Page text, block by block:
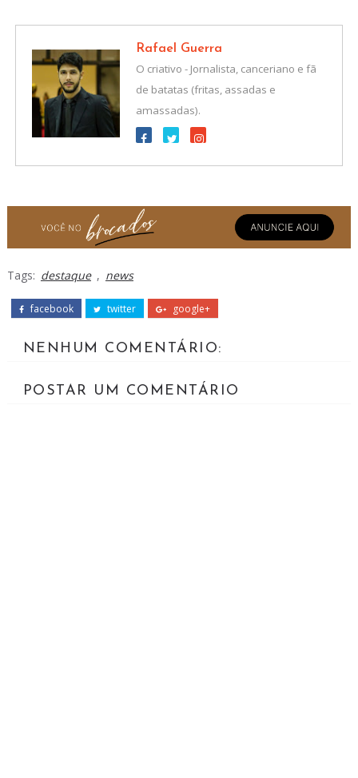
Rafael Guerra
O criativo - Jornalista, canceriano e fã
de batatas (fritas, assadas e
amassadas).
Tags: destaque , news
facebook twitter google+
NENHUM COMENTÁRIO:
POSTAR UM COMENTÁRIO